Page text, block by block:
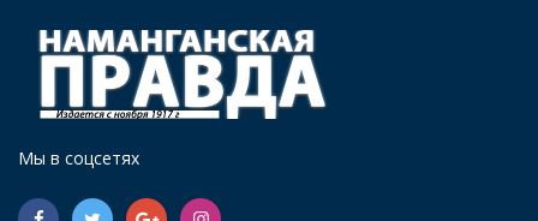
Мы в соцсетях